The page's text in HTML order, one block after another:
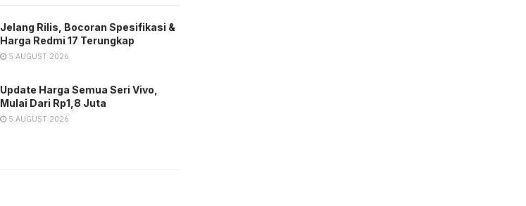
Jelang Rilis, Bocoran Spesifikasi &
Harga Redmi 17 Terungkap
5 AUGUST 2026
Update Harga Semua Seri Vivo,
Mulai Dari Rp1,8 Juta
5 AUGUST 2026